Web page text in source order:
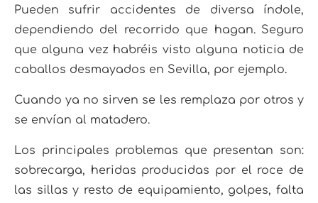
Pueden sufrir accidentes de diversa índole,
dependiendo del recorrido que hagan. Seguro
que alguna vez habréis visto alguna noticia de
caballos desmayados en Sevilla, por ejemplo.
Cuando ya no sirven se les remplaza por otros y
se envían al matadero.
Los principales problemas que presentan son:
sobrecarga, heridas producidas por el roce de
las sillas y resto de equipamiento, golpes, falta